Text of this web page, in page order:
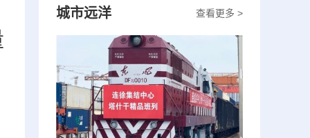
查看更多 >
城市远洋